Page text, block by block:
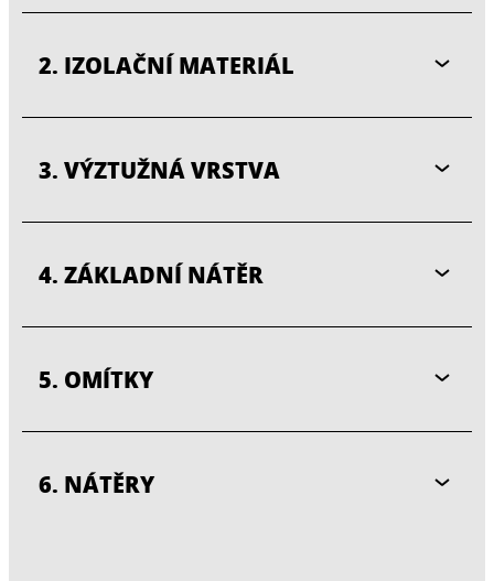
2. IZOLAČNÍ MATERIÁL
3. VÝZTUŽNÁ VRSTVA
4. ZÁKLADNÍ NÁTĚR
5. OMÍTKY
6. NÁTĚRY